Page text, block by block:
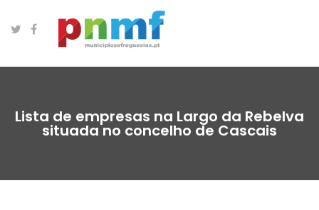
Lista de empresas na Largo da Rebelva
situada no concelho de Cascais